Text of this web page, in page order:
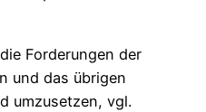
Forderungen der
und das übrigen
umzusetzen, vgl.